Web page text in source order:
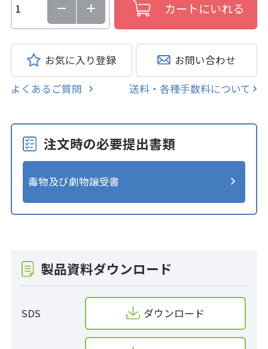
お気に入り登録 お問い合わせ
よくあるご質問 送料・各種手数料について
注文時の必要提出書類
毒物及び劇物譲受書
製品資料ダウンロード
SDS ダウンロード